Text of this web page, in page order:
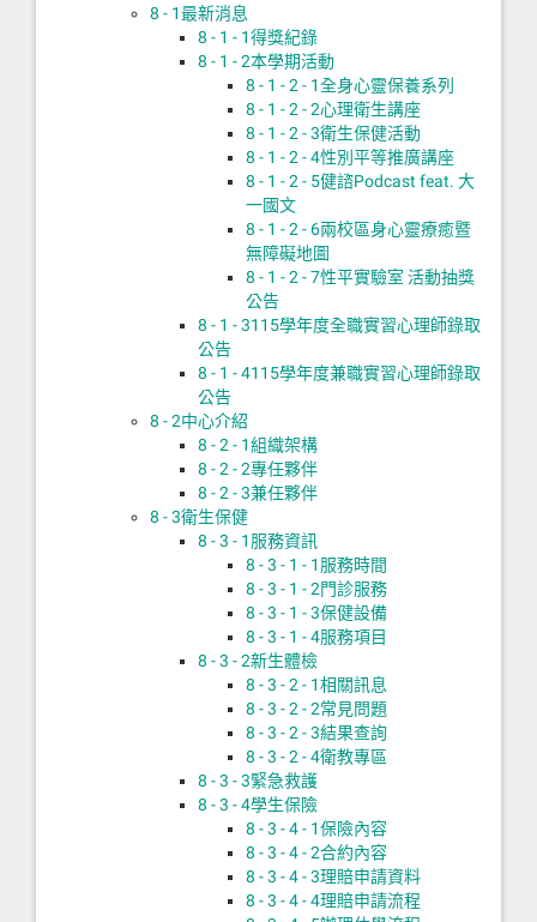
8 - 1最新消息
8 - 1 - 1得獎紀錄
8 - 1 - 2本學期活動
8 - 1 - 2 - 1全身心靈保養系列
8 - 1 - 2 - 2心理衛生講座
8 - 1 - 2 - 3衛生保健活動
8 - 1 - 2 - 4性別平等推廣講座
8 - 1 - 2 - 5健諮Podcast feat. 大
一國文
8 - 1 - 2 - 6兩校區身心靈療癒暨
無障礙地圖
8 - 1 - 2 - 7性平實驗室 活動抽獎
公告
8 - 1 - 3115學年度全職實習心理師錄取
公告
8 - 1 - 4115學年度兼職實習心理師錄取
公告
8 - 2中心介紹
8 - 2 - 1組織架構
8 - 2 - 2專任夥伴
8 - 2 - 3兼任夥伴
8 - 3衛生保健
8 - 3 - 1 服務資訊
8 - 3 - 1 - 1 服務時間
8 - 3 - 1 - 2門診服務
8 - 3 - 1 - 3保健設備
8 - 3 - 1 - 4服務項目
8 - 3 - 2新生體檢
8 - 3 - 2 - 1相關訊息
8 - 3 - 2 - 2常見問題
8 - 3 - 2 - 3結果查詢
8 - 3 - 2 - 4衛教專區
8 - 3 - 3緊急救護
8 - 3 - 4學生保險
8 - 3 - 4 - 1保險內容
8 - 3 - 4 - 2合約內容
8 - 3 - 4 - 3理賠申請資料
8 - 3 - 4 - 4理賠申請流程